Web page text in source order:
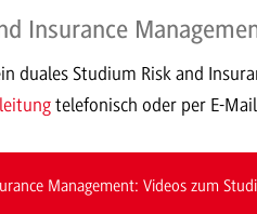
Insurance
duales Studium Risk and
telefonisch oder per E-
Management: Videos zum